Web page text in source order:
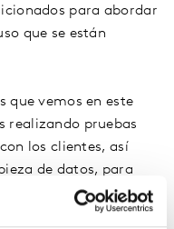
para abordar
que se están
que vemos en este
realizando pruebas
los clientes, así
de datos, para